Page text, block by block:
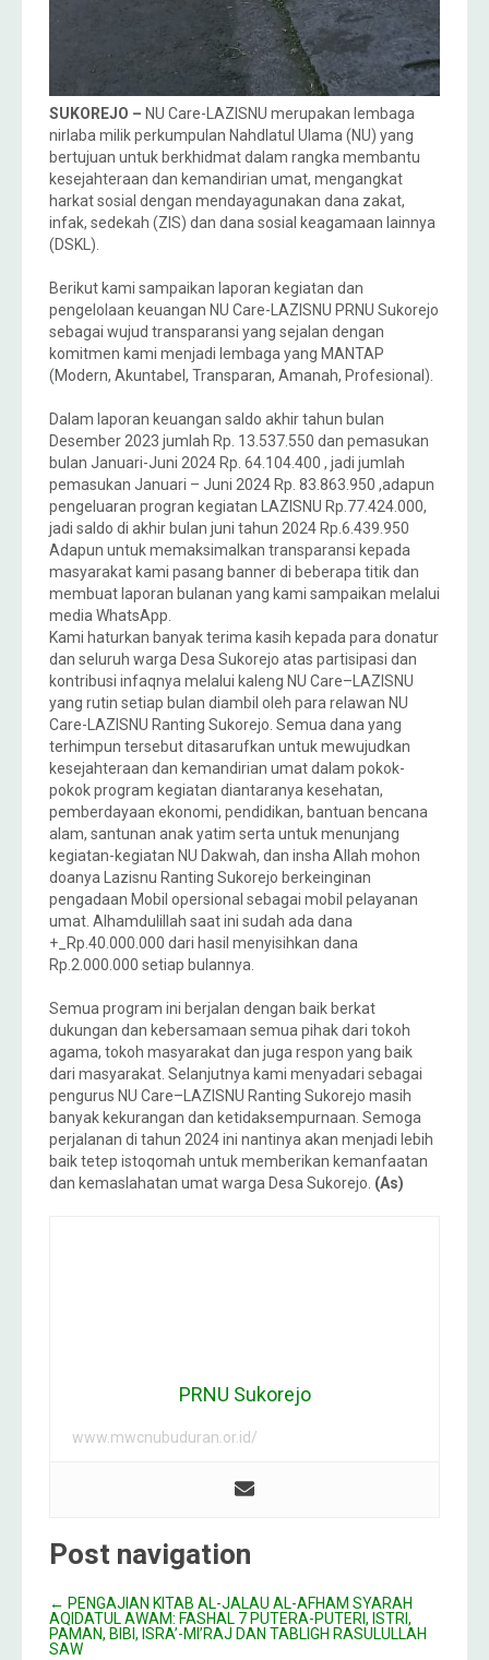
SUKOREJO – NU Care-LAZISNU merupakan lembaga
nirlaba milik perkumpulan Nahdlatul Ulama (NU) yang
bertujuan untuk berkhidmat dalam rangka membantu
kesejahteraan dan kemandirian umat, mengangkat
harkat sosial dengan mendayagunakan dana zakat,
infak, sedekah (ZIS) dan dana sosial keagamaan lainnya
(DSKL).
Berikut kami sampaikan laporan kegiatan dan
pengelolaan keuangan NU Care-LAZISNU PRNU Sukorejo
sebagai wujud transparansi yang sejalan dengan
komitmen kami menjadi lembaga yang MANTAP
(Modern, Akuntabel, Transparan, Amanah, Profesional).
Dalam laporan keuangan saldo akhir tahun bulan
Desember 2023 jumlah Rp. 13.537.550 dan pemasukan
bulan Januari-Juni 2024 Rp. 64.104.400 , jadi jumlah
pemasukan Januari – Juni 2024 Rp. 83.863.950 ,adapun
pengeluaran progran kegiatan LAZISNU Rp.77.424.000,
jadi saldo di akhir bulan juni tahun 2024 Rp.6.439.950
Adapun untuk memaksimalkan transparansi kepada
masyarakat kami pasang banner di beberapa titik dan
membuat laporan bulanan yang kami sampaikan melalui
media WhatsApp.
Kami haturkan banyak terima kasih kepada para donatur
dan seluruh warga Desa Sukorejo atas partisipasi dan
kontribusi infaqnya melalui kaleng NU Care–LAZISNU
yang rutin setiap bulan diambil oleh para relawan NU
Care-LAZISNU Ranting Sukorejo. Semua dana yang
terhimpun tersebut ditasarufkan untuk mewujudkan
kesejahteraan dan kemandirian umat dalam pokok-
pokok program kegiatan diantaranya kesehatan,
pemberdayaan ekonomi, pendidikan, bantuan bencana
alam, santunan anak yatim serta untuk menunjang
kegiatan-kegiatan NU Dakwah, dan insha Allah mohon
doanya Lazisnu Ranting Sukorejo berkeinginan
pengadaan Mobil opersional sebagai mobil pelayanan
umat. Alhamdulillah saat ini sudah ada dana
+_Rp.40.000.000 dari hasil menyisihkan dana
Rp.2.000.000 setiap bulannya.
Semua program ini berjalan dengan baik berkat
dukungan dan kebersamaan semua pihak dari tokoh
agama, tokoh masyarakat dan juga respon yang baik
dari masyarakat. Selanjutnya kami menyadari sebagai
pengurus NU Care–LAZISNU Ranting Sukorejo masih
banyak kekurangan dan ketidaksempurnaan. Semoga
perjalanan di tahun 2024 ini nantinya akan menjadi lebih
baik tetep istoqomah untuk memberikan kemanfaatan
dan kemaslahatan umat warga Desa Sukorejo. (As)
PRNU Sukorejo
www.mwcnubuduran.or.id/
Post navigation
← PENGAJIAN KITAB AL-JALAU AL-AFHAM SYARAH
AQIDATUL AWAM: FASHAL 7 PUTERA-PUTERI, ISTRI,
PAMAN, BIBI, ISRA’-MI’RAJ DAN TABLIGH RASULULLAH
SAW